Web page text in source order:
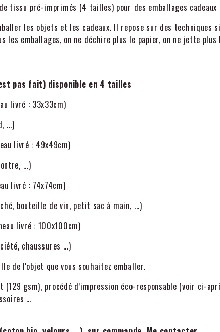
tissu pré-imprimés (4 tailles) pour des emballages
les objets et les cadeaux. Il repose sur des techniques
les emballages, on ne déchire plus le papier, on ne jette
pas fait) disponible en 4 tailles
livré : 33x33cm)
...)
livré : 49x49cm)
...)
livré : 74x74cm)
bouteille de vin, petit sac à main, ...)
livré : 100x100cm)
chaussures ...)
de l'objet que vous souhaitez emballer.
(129 gsm), procédé d’impression éco-responsable (voir ci-
…